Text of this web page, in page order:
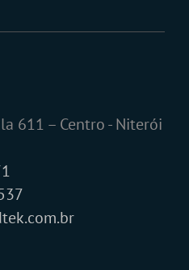
611 – Centro - Niterói